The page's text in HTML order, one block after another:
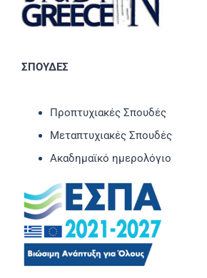
ΣΠΟΥΔΕΣ
Προπτυχιακές Σπουδές
Μεταπτυχιακές Σπουδές
Ακαδημαϊκό ημερολόγιο